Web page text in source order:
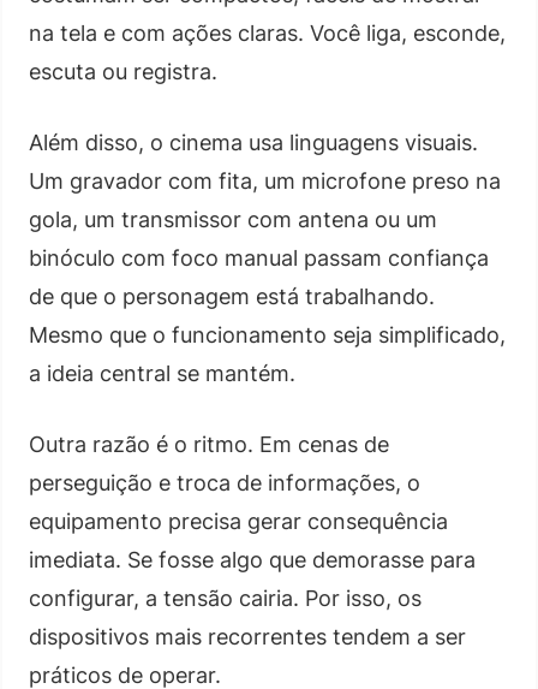
na tela e com ações claras. Você liga, esconde,
escuta ou registra.
Além disso, o cinema usa linguagens visuais.
Um gravador com fita, um microfone preso na
gola, um transmissor com antena ou um
binóculo com foco manual passam confiança
de que o personagem está trabalhando.
Mesmo que o funcionamento seja simplificado,
a ideia central se mantém.
Outra razão é o ritmo. Em cenas de
perseguição e troca de informações, o
equipamento precisa gerar consequência
imediata. Se fosse algo que demorasse para
configurar, a tensão cairia. Por isso, os
dispositivos mais recorrentes tendem a ser
práticos de operar.